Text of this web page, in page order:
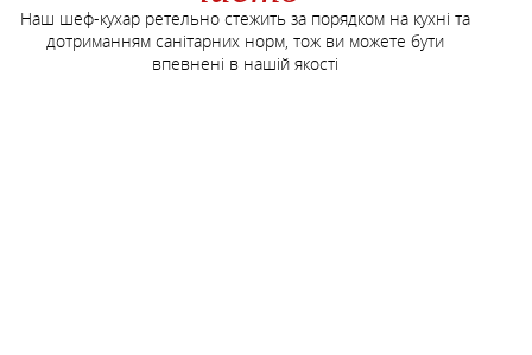
Наш шеф-кухар ретельно стежить за порядком на кухні та
дотриманням санітарних норм, тож ви можете бути
впевнені в нашій якості